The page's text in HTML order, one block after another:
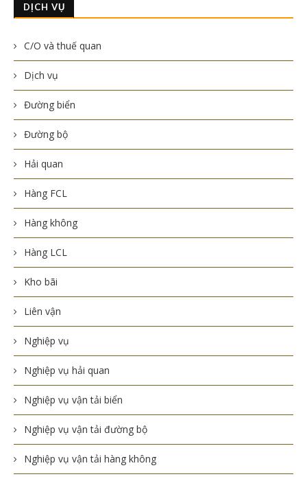
DỊCH VỤ
C/O và thuế quan
Dịch vụ
Đường biển
Đường bộ
Hải quan
Hàng FCL
Hàng không
Hàng LCL
Kho bãi
Liên vận
Nghiệp vụ
Nghiệp vụ hải quan
Nghiệp vụ vận tải biển
Nghiệp vụ vận tải đường bộ
Nghiệp vụ vận tải hàng không